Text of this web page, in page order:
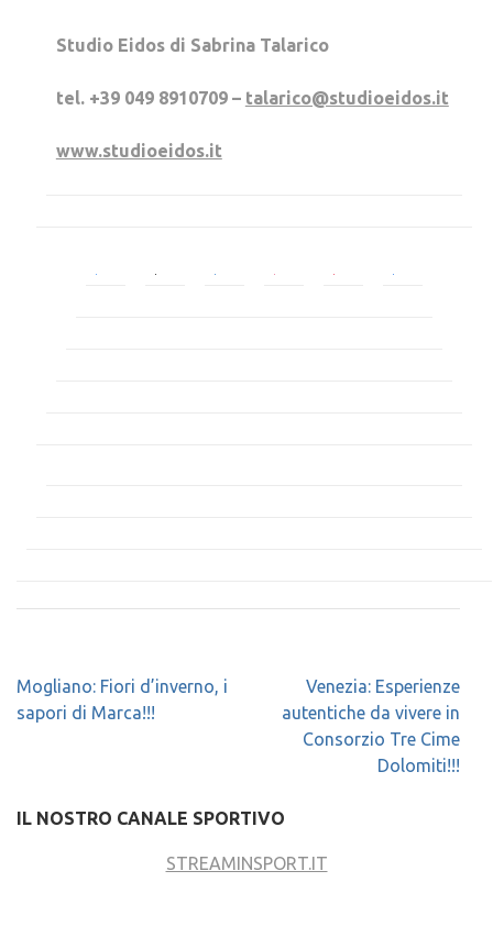
Studio Eidos di Sabrina Talarico
tel. +39 049 8910709 – talarico@studioeidos.it
www.studioeidos.it
Navigazione
articoli
Mogliano: Fiori d’inverno, i
sapori di Marca!!!
Venezia: Esperienze
autentiche da vivere in
Consorzio Tre Cime
Dolomiti!!!
IL NOSTRO CANALE SPORTIVO
STREAMINSPORT.IT